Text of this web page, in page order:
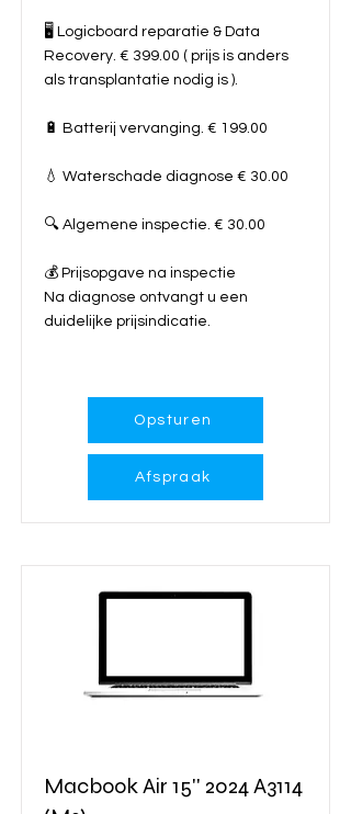
🖥️ Logicboard reparatie & Data
Recovery. € 399.00 ( prijs is anders
als transplantatie nodig is ).
🔋 Batterij vervanging. € 199.00
💧 Waterschade diagnose € 30.00
🔍 Algemene inspectie. € 30.00
💰 Prijsopgave na inspectie
Na diagnose ontvangt u een
duidelijke prijsindicatie.
Opsturen
Afspraak
Macbook Air 15'' 2024 A3114